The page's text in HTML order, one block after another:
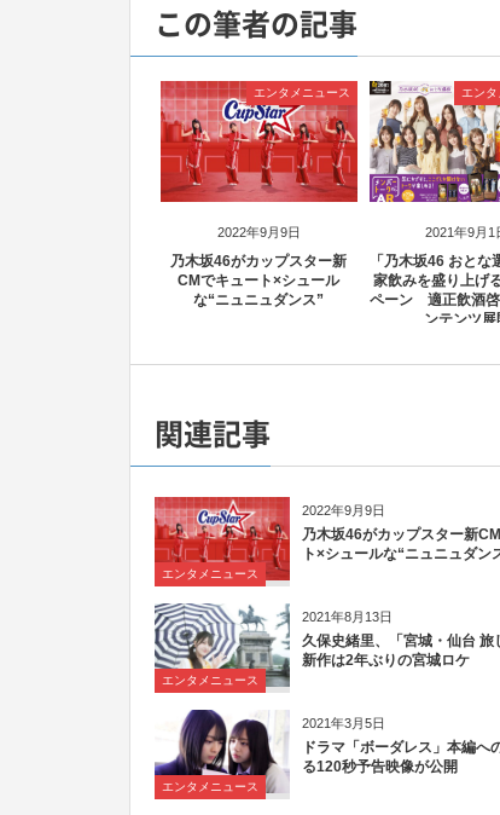
この筆者の記事
2022年9月9日
エンタメニュース
乃木坂46がカップスター新
CMでキュート×シュール
な“ニュニュダンス”
2021年9月1
エンタ
「乃木坂46 おとな
家飲みを盛り上げ
ペーン 適正飲酒
ンテンツ展
関連記事
2022年9月9日
エンタメニュース
乃木坂46がカップスター新
ト×シュールな“ニュニュダン
2021年8月13日
エンタメニュース
久保史緒里、「宮城・仙台 旅
新作は2年ぶりの宮城ロケ
2021年3月5日
エンタメニュース
ドラマ「ボーダレス」本編へ
る120秒予告映像が公開